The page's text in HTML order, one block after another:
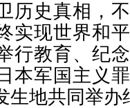
历史真相，
实现世界和
行教育、纪
本军国主义
生地共同举办